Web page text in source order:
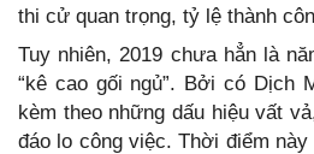
thi cử quan trọng, tỷ lệ thành
Tuy nhiên, 2019 chưa hẳn là
“kê cao gối ngủ”. Bởi có Dịch
kèm theo những dấu hiệu vất
đáo lo công việc. Thời điểm